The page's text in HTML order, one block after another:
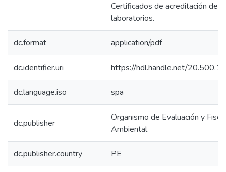
Certificados de acreditación de
laboratorios.
dc.format application/pdf
dc.identifier.uri https://hdl.handle.net/
dc.language.iso spa
dc.publisher
Organismo de Evaluación y
Ambiental
dc.publisher.country PE